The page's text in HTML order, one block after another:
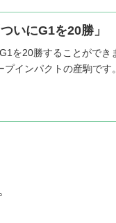
いにG1を20勝」
を20勝することができ
インパクトの産駒です。